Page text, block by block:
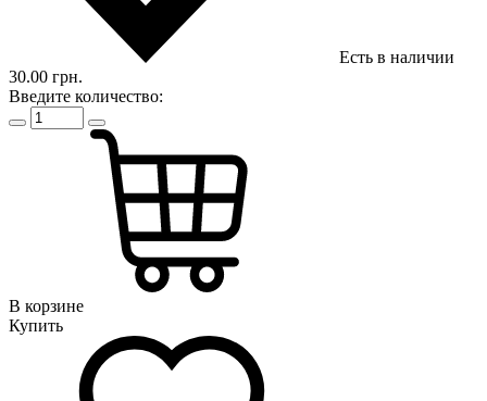
Есть в наличии
30.00 грн.
Введите количество:
В корзине
Купить